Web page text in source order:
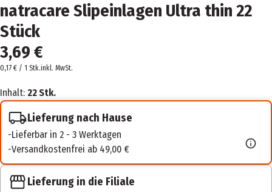
natracare Slipeinlagen Ultra thin 22
Stück
3,69 €
0,17 € / 1 Stk.inkl. MwSt.
Inhalt: 22 Stk.
Lieferung nach Hause
Lieferbar in 2 - 3 Werktagen
Versandkostenfrei ab 49,00 €
Lieferung in die Filiale